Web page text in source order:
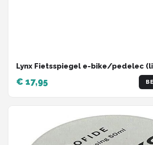
Lynx Fietsspiegel e-bike/pedelec
€ 17,95